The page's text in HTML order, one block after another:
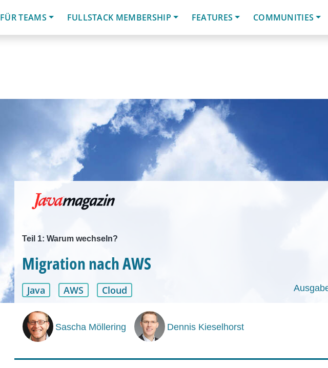
FÜR TEAMS
FULLSTACK MEMBERSHIP FEATURES COMMUNITIES
Teil 1: Warum wechseln?
Migration nach AWS
Java AWS Cloud
Sascha Möllering Dennis Kieselhorst